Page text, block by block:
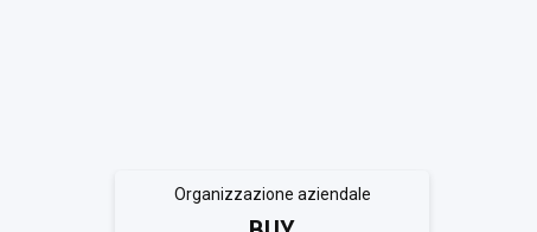
Organizzazione aziendale